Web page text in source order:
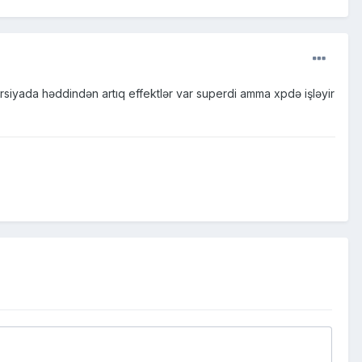
həddindən artıq effektlər var superdi amma xpdə işləyir